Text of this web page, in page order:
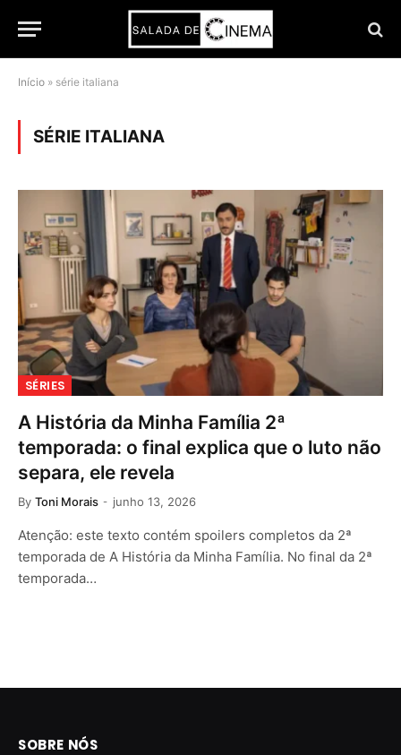
Início » série italiana
SÉRIE ITALIANA
SÉRIES
A História da Minha Família 2ª
temporada: o final explica que o luto não
separa, ele revela
By Toni Morais junho 13, 2026
Atenção: este texto contém spoilers completos da 2ª
temporada de A História da Minha Família. No final da 2ª
temporada…
SOBRE NÓS